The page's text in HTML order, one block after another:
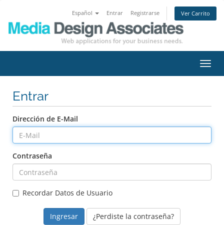
Español Entrar Registrarse Ver Carrito
Entrar
Dirección de E-Mail
Contraseña
Recordar Datos de Usuario
¿Perdiste la contraseña?